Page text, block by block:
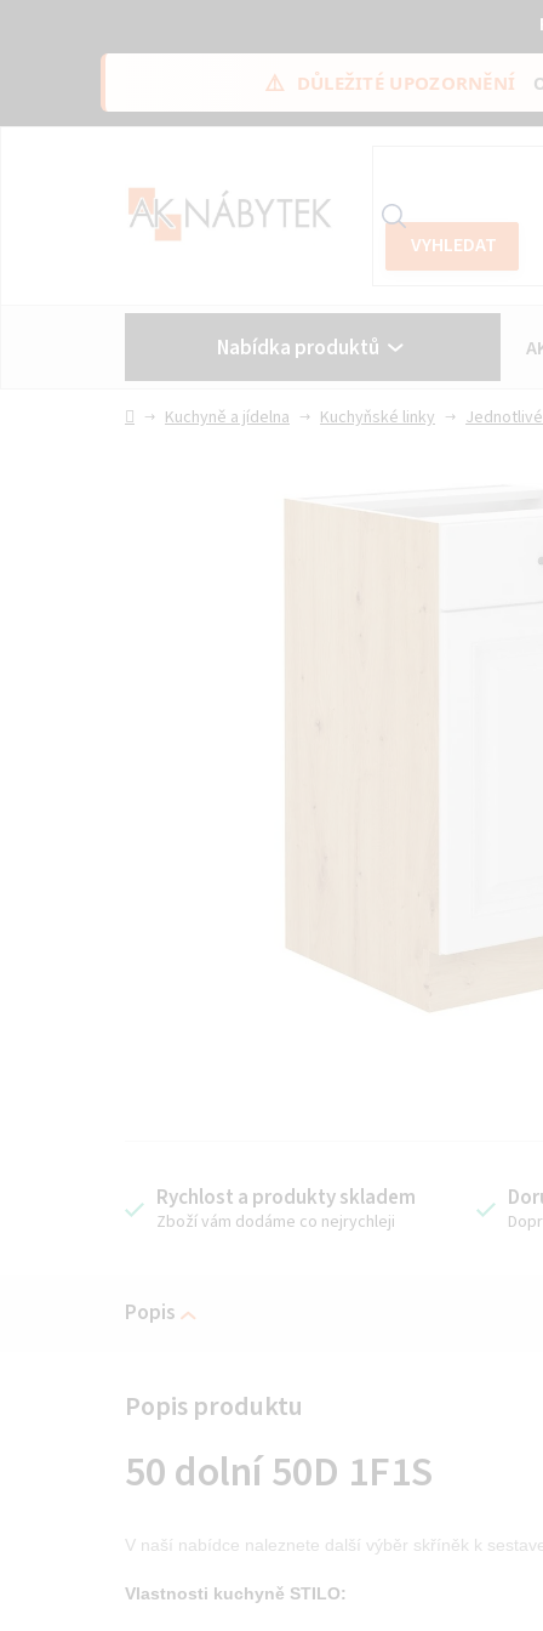
⚠️ DŮLEŽITÉ UPOZORNĚNÍ
Nabídka produktů
Vše o nákupu Kontakt
DomůKuchyně a jídelna Kuchyňské linky
Rychlost a produkty skladem
Zboží vám dodáme co nejrychleji
Popis
50 dolní 50D 1F1S
V naší nabídce naleznete další výběr skříněk k
Vlastnosti kuchyně STILO: